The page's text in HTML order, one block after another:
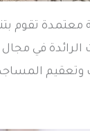
تقوم
في مجال
وتعقيم